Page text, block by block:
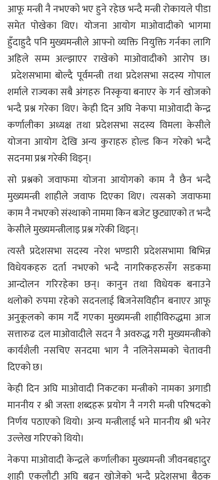
आफू मन्त्री नै नभएको भए हुने रहेछ भन्दै मन्त्री रोकायले पीडा
समेत पोखेका थिए। योजना आयोग माओवादीको भागमा
हुँदाहुदै पनि मुख्यमन्त्रीले आफ्नो व्यक्ति नियुक्ति गर्नका लागि
अहिले सम्म अल्झाएर राखेको माओवादीको आरोप छ।
प्रदेशसभामा बोल्दै पूर्वमन्त्री तथा प्रदेशसभा सदस्य गोपाल
शर्माले राज्यका सबै अंगहरु निस्कृया बनाएर के गर्न खोजको
भन्दै प्रश्न गरेका थिए। केही दिन अघि नेकपा माओवादी केन्द्र
कर्णालीका अध्यक्ष तथा प्रदेशसभा सदस्य विमला केसीले
योजना आयोग देखि अन्य कुराहरु होल्ड किन गरेको भन्दै
सदनमा प्रश्न गरेकी थिइन्।
सो प्रश्नको जवाफमा योजना आयोगको काम नै छैन भन्दै
मुख्यमन्त्री शाहीले जवाफ दिएका थिए। त्यसको जवाफमा
काम नै नभएको संस्थाको नाममा किन बजेट छुट्याएको त भन्दै
केसीले मुख्यमन्त्रीलाइ प्रश्न गरेकी थिइन्।
त्यस्तै प्रदेशसभा सदस्य नरेश भण्डारी प्रदेशसभामा बिभिन्न
विधेयकहरु दर्ता नभएको भन्दै नागरिकहरुसँग सडकमा
आन्दोलन गरिरहेका छन्। कानुन तथा विधेयक बनाउने
थलोको रुपमा रहेको सदनलाई बिजनेसविहीन बनाएर आफू
अनुकूलको काम गर्दै गएका मुख्यमन्त्री शाहीविरुद्धमा आज
सत्तारुढ दल माओवादीले सदन नै अवरुद्ध गरी मुख्यमन्त्रीको
कार्यशैली नसचिए सनदमा भाग नै नलिनेसम्मको चेतावनी
दिएको छ।
केही दिन अघि माओवादी निकटका मन्त्रीको नामका अगाडी
माननीय र श्री जस्ता शब्दहरू प्रयोग नै नगरी मन्त्री परिषदको
निर्णय पठाएको थियो। अन्य मन्त्रीलाई भने माननीय श्री भनेर
उल्लेख गरिएको थियो।
नेकपा माओवादी केन्द्रले कर्णालीका मुख्यमन्त्री जीवनबहादुर
शाही एकलौटी अघि बढ्न खोजेको भन्दै प्रदेशसभा बैठक